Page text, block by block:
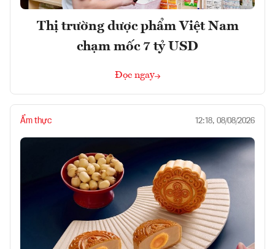
Thị trường dược phẩm Việt Nam
chạm mốc 7 tỷ USD
Đọc ngay
Ẩm thực 12:18, 08/08/2026